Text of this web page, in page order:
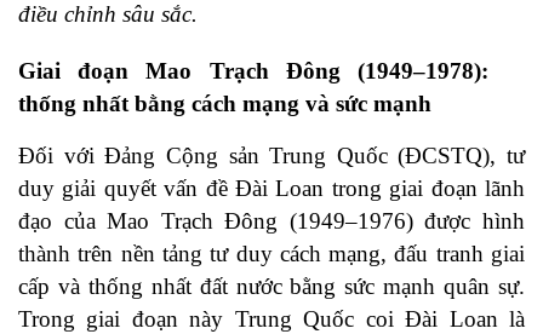
điều chỉnh sâu sắc.
Giai đoạn Mao Trạch Đông (1949–1978):
thống nhất bằng cách mạng và sức mạnh
Đối với Đảng Cộng sản Trung Quốc (ĐCSTQ), tư
duy giải quyết vấn đề Đài Loan trong giai đoạn lãnh
đạo của Mao Trạch Đông (1949–1976) được hình
thành trên nền tảng tư duy cách mạng, đấu tranh giai
cấp và thống nhất đất nước bằng sức mạnh quân sự.
Trong giai đoạn này Trung Quốc coi Đài Loan là